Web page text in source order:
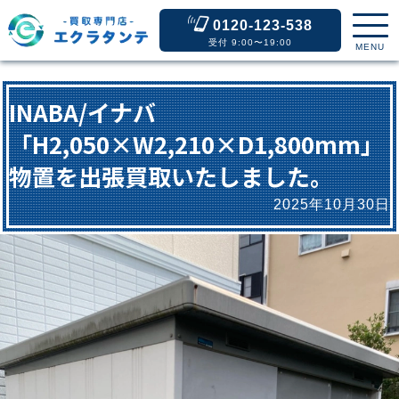
0120-123-538
受付 9:00〜19:00 MENU
INABA/イナバ
「H2,050×W2,210×D1,800mm」
物置を出張買取いたしました。
2025年10月30日